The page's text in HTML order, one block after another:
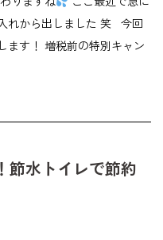
れから出しました 笑 今回
ます！ 増税前の特別キャン
節水トイレで節約